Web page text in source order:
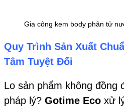
Gia công kem body phân tử
Quy Trình Sản Xuất
Tâm Tuyệt Đối
Lo sản phẩm không đồng
pháp lý? Gotime Eco xử